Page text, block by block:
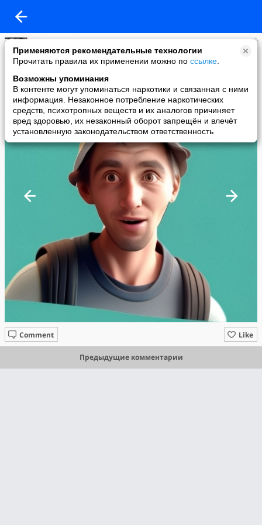
Применяются рекомендательные технологии
Прочитать правила их применении можно по ссылке
Возможны упоминания
В контенте могут упоминаться наркотики и связанная с ними
информация. Незаконное потребление наркотических
средств, психотропных веществ и их аналогов причиняет
вред здоровью, их незаконный оборот запрещён и влечёт
установленную законодательством ответственность
AndreyKudrin10101980
added a photo
23 Jan в 09:53
Like
Comment
Предыдущие комментарии